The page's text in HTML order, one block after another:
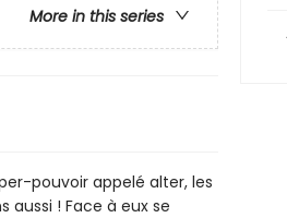
More in this series
pouvoir appelé alter, les
aussi ! Face à eux se